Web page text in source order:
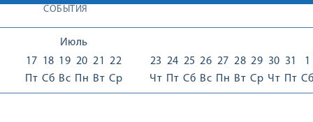
СОБЫТИЯ
Июль
17
Пт
18
Сб
19
Вс
20
Пн
21
Вт
22
Ср
23
Чт
24
Пт
25
Сб
26
Вс
27
Пн
28
Вт
29
Ср
30
Чт
31
Пт
1
Сб